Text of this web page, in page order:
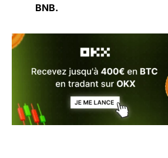
BNB.